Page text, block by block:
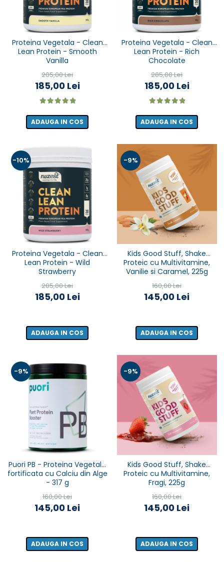
Proteina Vegetala - Clean
Lean Protein - Smooth
Vanilla
205,00 Lei
185,00 Lei
ADAUGA IN COS
Proteina Vegetala - Clean
Lean Protein - Rich
Chocolate
205,00 Lei
185,00 Lei
ADAUGA IN COS
-10%
Proteina Vegetala - Clean
Lean Protein - Wild
Strawberry
205,00 Lei
185,00 Lei
ADAUGA IN COS
-9%
Kids Good Stuff, Shake
Proteic cu Multivitamine,
Vanilie si Caramel, 225g
160,00 Lei
145,00 Lei
ADAUGA IN COS
-9%
Puori PB - Proteina Vegetala
fortificata cu Calciu din Alge
- 317 g
160,00 Lei
145,00 Lei
ADAUGA IN COS
-9%
Kids Good Stuff, Shake
Proteic cu Multivitamine,
Fragi, 225g
160,00 Lei
145,00 Lei
ADAUGA IN COS